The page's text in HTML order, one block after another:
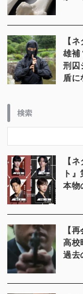
【
雄補
刑囚
盾に
検索
【
ト
本物
【
高校
過去